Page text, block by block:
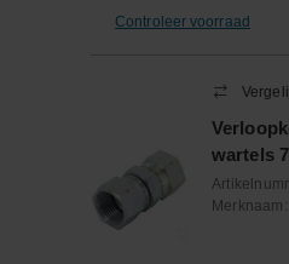
Controleer voorraad
wartels
Merknaam: